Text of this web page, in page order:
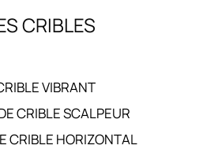
CRIBLES
VIBRANT
CRIBLE SCALPEUR
CRIBLE HORIZONTAL